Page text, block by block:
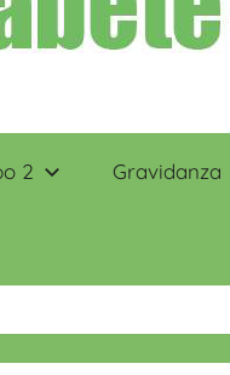
2 Gravidanza